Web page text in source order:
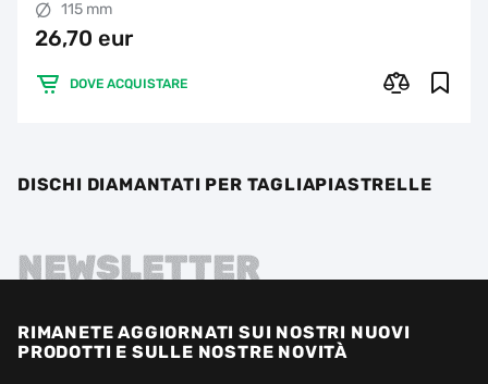
115 mm
26,70 eur
DOVE ACQUISTARE
DISCHI DIAMANTATI PER TAGLIAPIASTRELLE
NEWSLETTER
RIMANETE AGGIORNATI SUI NOSTRI NUOVI
PRODOTTI E SULLE NOSTRE NOVITÀ